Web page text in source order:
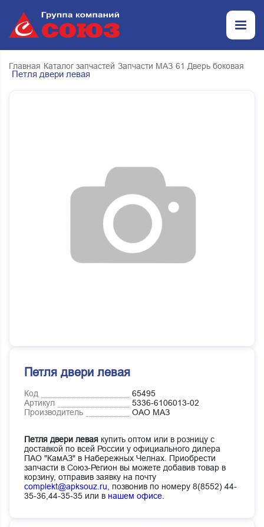
Главная Каталог запчастей Запчасти МАЗ 61 Дверь боковая
Петля двери левая
Петля двери левая
Код
65495
Артикул
5336-6106013-02
Производитель
ОАО МАЗ
Петля двери левая купить оптом или в розницу с
доставкой по всей России у официального дилера
ПАО "КамАЗ" в Набережных Челнах. Приобрести
запчасти в Союз-Регион вы можете добавив товар в
корзину, отправив заявку на почту
complekt@apksouz.ru,
позвонив по номеру 8(8552) 44-
35-36,44-35-35 или в нашем офисе